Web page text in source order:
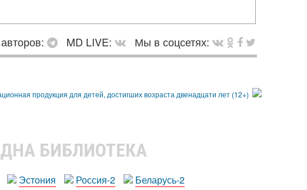
MD LIVE:
Мы в соцсетях:
БИБЛИОТЕКА
Эстония Россия-2
Беларусь-2